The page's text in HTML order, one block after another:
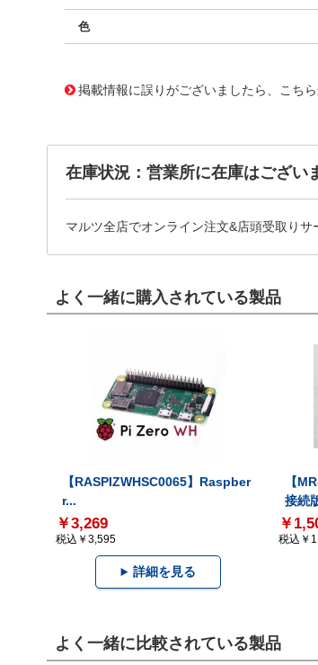
色
掲載情報に誤りがございましたら、こち
在庫状況：営業所に在庫はござい
マルツ全店でオンライン注文&店頭受取りサ
よく一緒に購入されている製品
【RASPIZWHSC0065】Raspber
r...
￥3,269
税込￥3,595
詳細を見る
【
接続
￥
税込￥
よく一緒に比較されている製品